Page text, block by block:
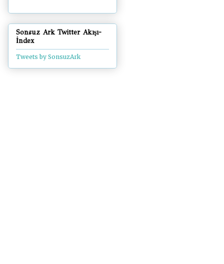
Sonsuz Ark Twitter Akışı-
İndex
Tweets by SonsuzArk